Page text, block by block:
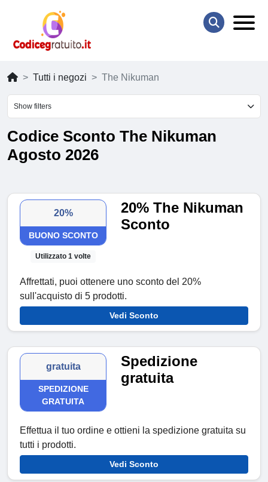
Tutti i negozi The Nikuman
Show filters
Codice Sconto The Nikuman
Agosto 2026
20%
BUONO SCONTO
Utilizzato 1 volte
20% The Nikuman
Sconto
Affrettati, puoi ottenere uno sconto del 20%
sull'acquisto di 5 prodotti.
Vedi Sconto
gratuita
SPEDIZIONE
GRATUITA
Spedizione
gratuita
Effettua il tuo ordine e ottieni la spedizione gratuita su
tutti i prodotti.
Vedi Sconto